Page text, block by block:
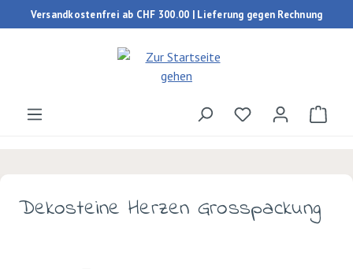
Zum Hauptinhalt springen
Versandkostenfrei ab CHF 300.00 | Lieferung gegen Rechnung
Du hast 0
Dekosteine Herzen Grosspackung